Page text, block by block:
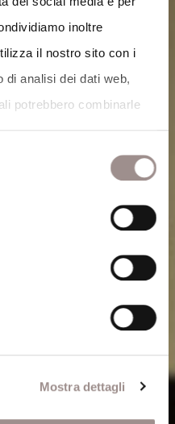
inoltre
il nostro sito con i
di analisi dei dati web,
potrebbero combinarle
Mostra dettagli